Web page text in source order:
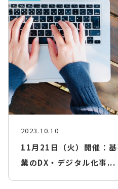
2023.10.10
11月21日（火）開催：
業のDX・デジタル化事...